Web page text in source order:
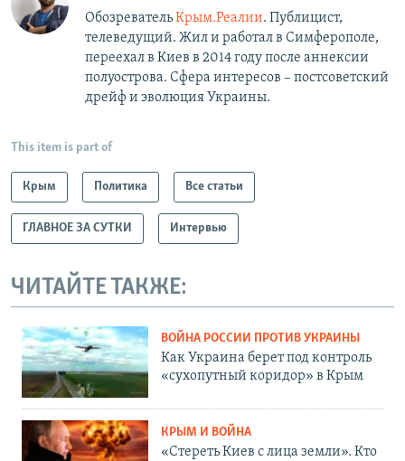
ОбозревательКрым.Реалии. Публицист,
телеведущий. Жил и работал в Симферополе,
переехал в Киев в 2014 году после аннексии
полуострова. Сфера интересов – постсоветский
дрейф и эволюция Украины.
This item is part of
Крым Политика Все статьи
ГЛАВНОЕ ЗА СУТКИ Интервью
ЧИТАЙТЕ ТАКЖЕ:
ВОЙНА РОССИИ ПРОТИВ УКРАИНЫ
Как Украина берет под контроль
«сухопутный коридор» в Крым
КРЫМ И ВОЙНА
«Стереть Киев с лица земли». Кто